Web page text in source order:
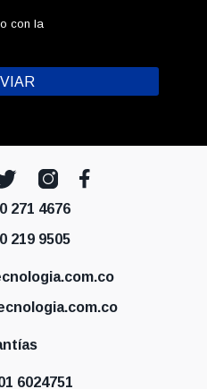
con la
271 4676
219 9505
6024751